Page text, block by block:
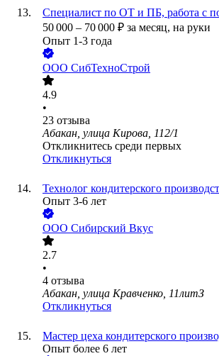
Специалист по ОТ и ПБ, работа с
50 000 – 70 000 ₽ за месяц, на руки
Опыт 1-3 года
ООО СибТехноСтрой
4.9
•
23 отзыва
Абакан, улица Кирова, 112/1
Откликнитесь среди первых
Откликнуться
Технолог кондитерского
Опыт 3-6 лет
ООО Сибирский Вкус
2.7
•
4 отзыва
Абакан, улица Кравченко, 11литЗ
Откликнуться
Мастер цеха кондитерского
Опыт более 6 лет